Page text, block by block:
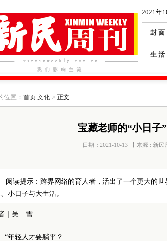
2021年
封 面
生 活
位置： 首页 文化> 正文
宝藏老师的“小日子
日期：2021-10-13 【 来源 : 新民
阅读提示：跨界网络的育人者，活出了一个更大的
小日子与大生活。
｜吴 雪
“年轻人才要躺平？